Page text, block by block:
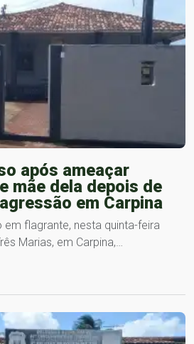
após ameaçar
mãe dela depois de
em Carpina
flagrante, nesta quinta-feira
Marias, em Carpina,…